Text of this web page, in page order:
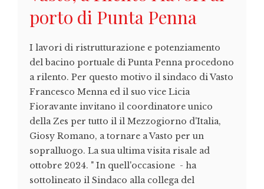
porto di Punta Penna
I lavori di ristrutturazione e potenziamento
del bacino portuale di Punta Penna procedono
a rilento. Per questo motivo il sindaco di Vasto
Francesco Menna ed il suo vice Licia
Fioravante invitano il coordinatore unico
della Zes per tutto il il Mezzogiorno d'Italia,
Giosy Romano, a tornare a Vasto per un
sopralluogo. La sua ultima visita risale ad
ottobre 2024. " In quell'occasione - ha
sottolineato il Sindaco alla collega del